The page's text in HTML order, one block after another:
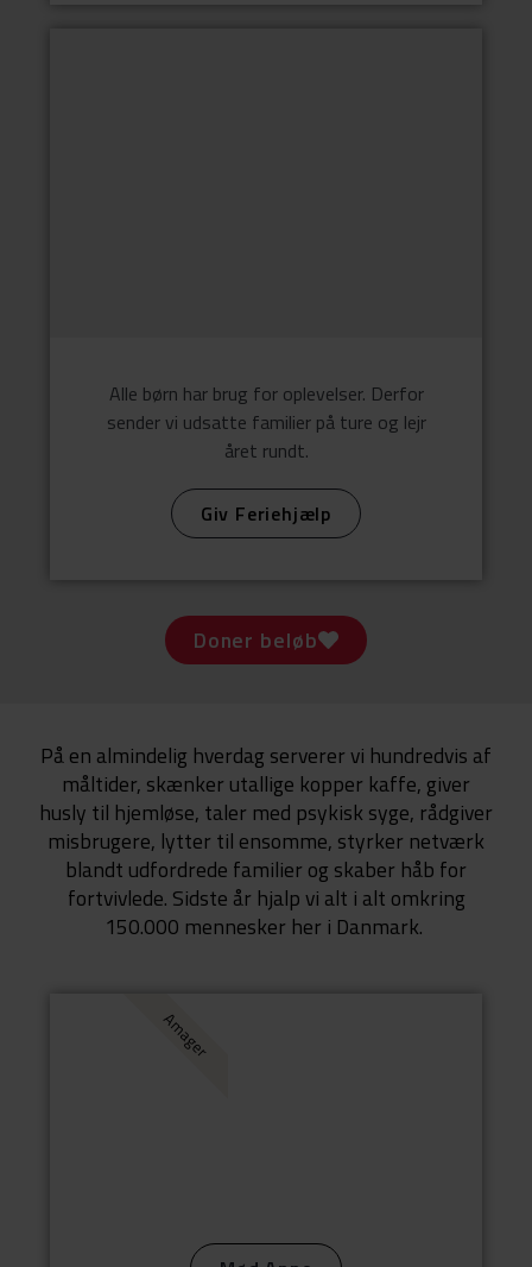
Alle børn har brug for oplevelser. Derfor
sender vi udsatte familier på ture og lejr
året rundt.
Giv Feriehjælp
Doner beløb
På en almindelig hverdag serverer vi hundredvis af
måltider, skænker utallige kopper kaffe, giver
husly til hjemløse, taler med psykisk syge, rådgiver
misbrugere, lytter til ensomme, styrker netværk
blandt udfordrede familier og skaber håb for
fortvivlede. Sidste år hjalp vi alt i alt omkring
150.000 mennesker her i Danmark.
Amager